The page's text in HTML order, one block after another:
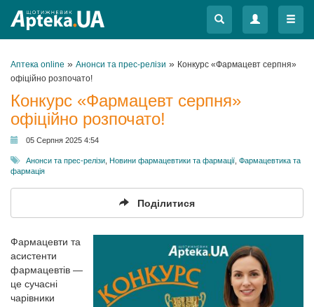
Меню
Меню
Аптека online » Анонси та прес-релізи » Конкурс «Фармацевт серпня»
офіційно розпочато!
Конкурс «Фармацевт серпня»
офіційно розпочато!
05 Серпня 2025 4:54
Анонси та прес-релізи Новини фармацевтики та фармації Фармацевтика та
фармація
Поділитися
Фармацевти та
асистенти
фармацевтів —
це сучасні
чарівники